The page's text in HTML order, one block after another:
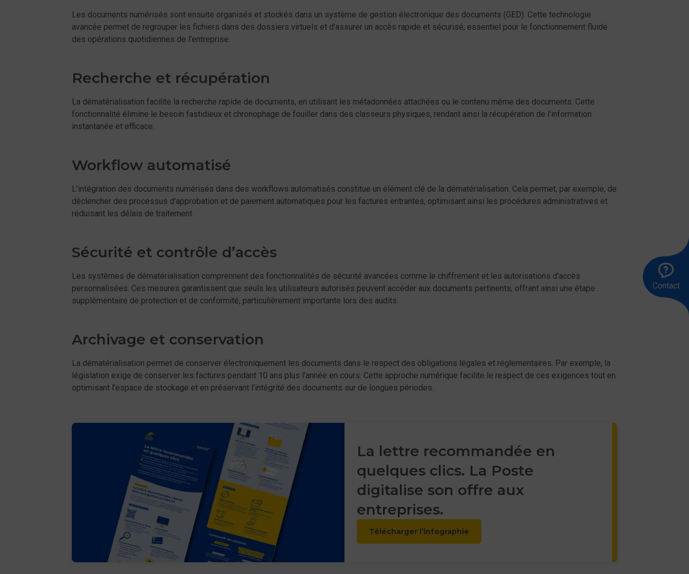
Contact83
Les documents numérisés sont ensuite organisés et stockés dans un système de gestion électronique des documents (GED). Cette technologie
avancée permet de regrouper les fichiers dans des dossiers virtuels et d’assurer un accès rapide et sécurisé, essentiel pour le fonctionnement fluide
des opérations quotidiennes de l'entreprise.
Recherche et récupération
La dématérialisation facilite la recherche rapide de documents, en utilisant les métadonnées attachées ou le contenu même des documents. Cette
fonctionnalité élimine le besoin fastidieux et chronophage de fouiller dans des classeurs physiques, rendant ainsi la récupération de l'information
instantanée et efficace.
Workflow automatisé
L'intégration des documents numérisés dans des workflows automatisés constitue un élément clé de la dématérialisation. Cela permet, par exemple, de
déclencher des processus d'approbation et de paiement automatiques pour les factures entrantes, optimisant ainsi les procédures administratives et
réduisant les délais de traitement.
Sécurité et contrôle d’accès
Les systèmes de dématérialisation comprennent des fonctionnalités de sécurité avancées comme le chiffrement et les autorisations d'accès
personnalisées. Ces mesures garantissent que seuls les utilisateurs autorisés peuvent accéder aux documents pertinents, offrant ainsi une étape
supplémentaire de protection et de conformité, particulièrement importante lors des audits.
Archivage et conservation
La dématérialisation permet de conserver électroniquement les documents dans le respect des obligations légales et réglementaires. Par exemple, la
législation exige de conserver les factures pendant 10 ans plus l'année en cours. Cette approche numérique facilite le respect de ces exigences tout en
optimisant l'espace de stockage et en préservant l'intégrité des documents sur de longues périodes.
La lettre recommandée en
quelques clics. La Poste
digitalise son offre aux
entreprises.
Télécharger l’infographie